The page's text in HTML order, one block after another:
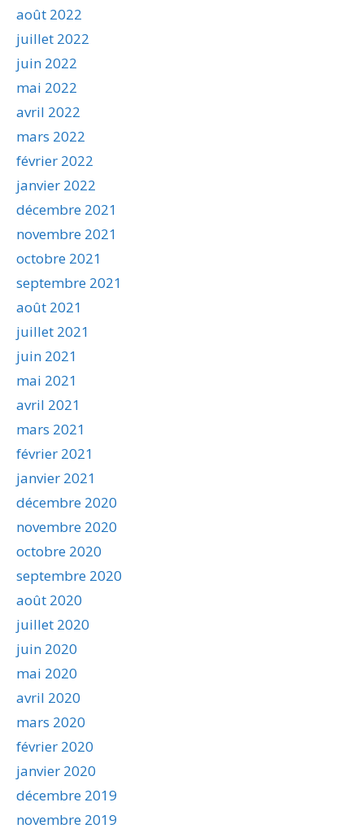
août 2022
juillet 2022
juin 2022
mai 2022
avril 2022
mars 2022
février 2022
janvier 2022
décembre 2021
novembre 2021
octobre 2021
septembre 2021
août 2021
juillet 2021
juin 2021
mai 2021
avril 2021
mars 2021
février 2021
janvier 2021
décembre 2020
novembre 2020
octobre 2020
septembre 2020
août 2020
juillet 2020
juin 2020
mai 2020
avril 2020
mars 2020
février 2020
janvier 2020
décembre 2019
novembre 2019